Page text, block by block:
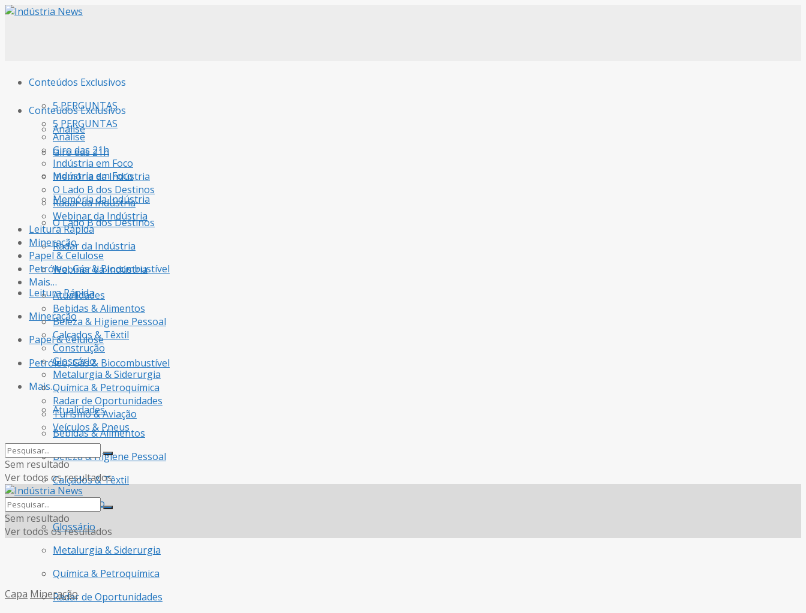
Conteúdos Exclusivos
5 PERGUNTAS
Análise
Giro das 21h
Indústria em Foco
Memória da Indústria
O Lado B dos Destinos
Radar da Indústria
Webinar da Indústria
Leitura Rápida
Mineração
Papel & Celulose
Petróleo, Gás & Biocombustível
Mais…
Atualidades
Bebidas & Alimentos
Beleza & Higiene Pessoal
Calçados & Têxtil
Construção
Glossário
Metalurgia & Siderurgia
Química & Petroquímica
Radar de Oportunidades
Conteúdos Exclusivos
5 PERGUNTAS
Análise
Giro das 21h
Indústria em Foco
Memória da Indústria
O Lado B dos Destinos
Radar da Indústria
Webinar da Indústria
Leitura Rápida
Mineração
Papel & Celulose
Petróleo, Gás & Biocombustível
Mais…
Atualidades
Bebidas & Alimentos
Beleza & Higiene Pessoal
Calçados & Têxtil
Construção
Glossário
Metalurgia & Siderurgia
Química & Petroquímica
Radar de Oportunidades
Turismo & Aviação
Veículos & Pneus
Sem resultado
Ver todos os resultados
Sem resultado
Ver todos os resultados
Capa Mineração